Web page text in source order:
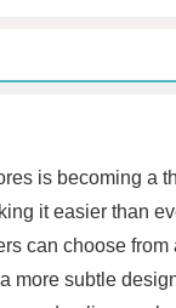
is becoming a
it easier than
can choose
more subtle